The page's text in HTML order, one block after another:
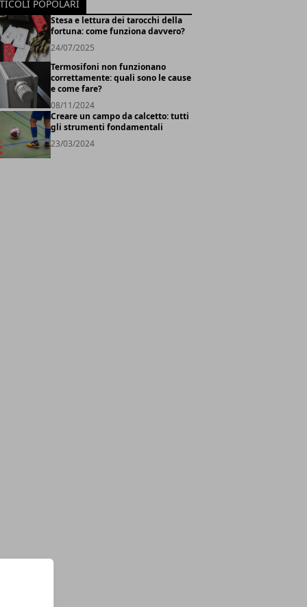
POPOLARI
Stesa e lettura dei tarocchi della
fortuna: come funziona davvero?
24/07/2025
Termosifoni non funzionano
correttamente: quali sono le cause
e come fare?
08/11/2024
Creare un campo da calcetto: tutti
gli strumenti fondamentali
23/03/2024